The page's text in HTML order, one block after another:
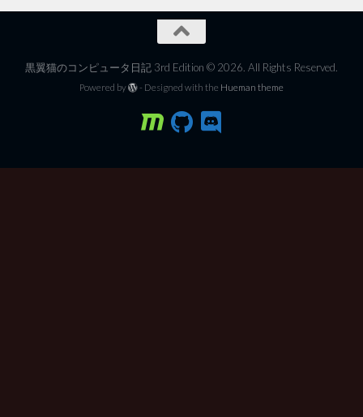
黒翼猫のコンピュータ日記 3rd Edition © 2026. All Rights Reserved.
Powered by - Designed with the Hueman theme